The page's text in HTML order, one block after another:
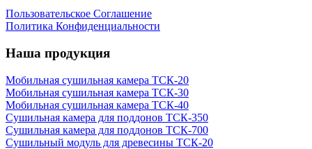
Пользовательское Соглашение
Политика Конфиденциальности
Наша продукция
Мобильная сушильная камера ТСК-20
Мобильная сушильная камера ТСК-30
Мобильная сушильная камера ТСК-40
Сушильная камера для поддонов ТСК-350
Сушильная камера для поддонов ТСК-700
Сушильный модуль для древесины ТСК-20